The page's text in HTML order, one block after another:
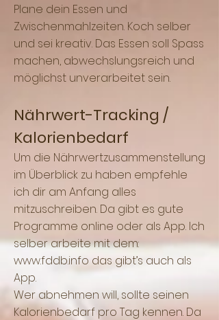
Plane dein Essen und
Zwischenmahlzeiten. Koch selber
und sei kreativ. Das Essen soll Spass
machen, abwechslungsreich und
möglichst unverarbeitet sein.
Nährwert-Tracking /
Kalorienbedarf
Um die Nährwertzusammenstellung
im Überblick zu haben empfehle
ich dir am Anfang alles
mitzuschreiben. Da gibt es gute
Programme online oder als App. Ich
selber arbeite mit dem:
www.fddb.info das gibt’s auch als
App.
Wer abnehmen will, sollte seinen
Kalorienbedarf pro Tag kennen. Da